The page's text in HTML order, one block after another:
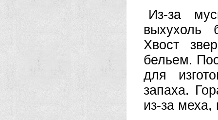
Из-за
выхухоль
Хвост
бельем.
для
запаха.
из-за меха,